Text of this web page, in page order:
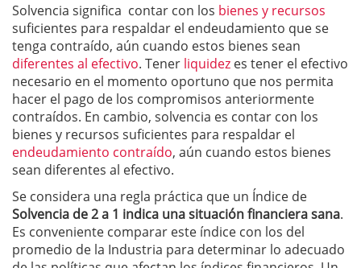
Solvencia significa contar con los bienes y recursos
suficientes para respaldar el endeudamiento que se
tenga contraído, aún cuando estos bienes sean
diferentes al efectivo. Tener liquidez es tener el efectivo
necesario en el momento oportuno que nos permita
hacer el pago de los compromisos anteriormente
contraídos. En cambio, solvencia es contar con los
bienes y recursos suficientes para respaldar el
endeudamiento contraído, aún cuando estos bienes
sean diferentes al efectivo.
Se considera una regla práctica que un Índice de
Solvencia de 2 a 1 indica una situación financiera sana.
Es conveniente comparar este índice con los del
promedio de la Industria para determinar lo adecuado